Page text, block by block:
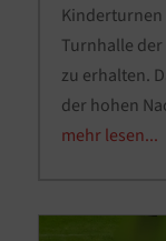
Turnhalle
zu erhalten.
der hohen
mehr lesen...